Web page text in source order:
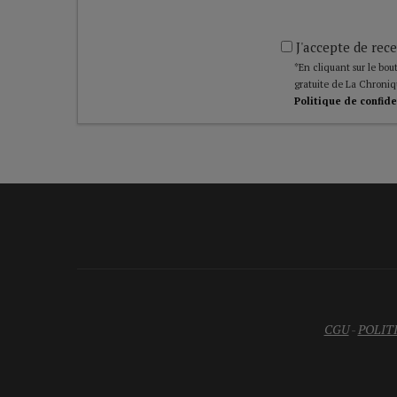
J'accepte de
*En cliquant sur le
gratuite de La
Politique de
CGU-